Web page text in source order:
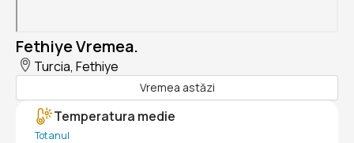
Fethiye Vremea.
Turcia, Fethiye
Vremea astăzi
Temperatura medie
Tot anul